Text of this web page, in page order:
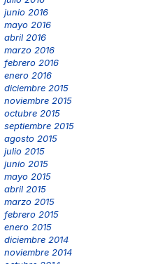
junio 2016
mayo 2016
abril 2016
marzo 2016
febrero 2016
enero 2016
diciembre 2015
noviembre 2015
octubre 2015
septiembre 2015
agosto 2015
julio 2015
junio 2015
mayo 2015
abril 2015
marzo 2015
febrero 2015
enero 2015
diciembre 2014
noviembre 2014